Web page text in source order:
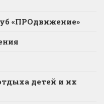
«ПРОдвижение»
детей и их